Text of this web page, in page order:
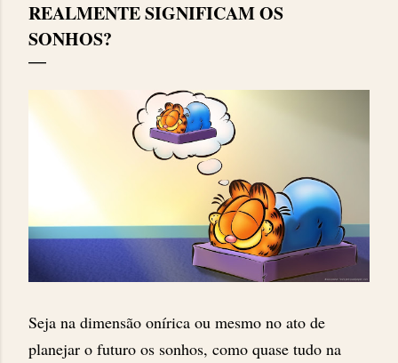
REALMENTE SIGNIFICAM OS
SONHOS?
Seja na dimensão onírica ou mesmo no ato de
planejar o futuro os sonhos, como quase tudo na